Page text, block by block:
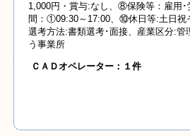
1,000円・賞与:なし、⑧保険等：雇用
間：①09:30～17:00、⑩休日等:土日
選考方法:書類選考･面接、産業区分:管
う事業所
ＣＡＤオペレーター：１件